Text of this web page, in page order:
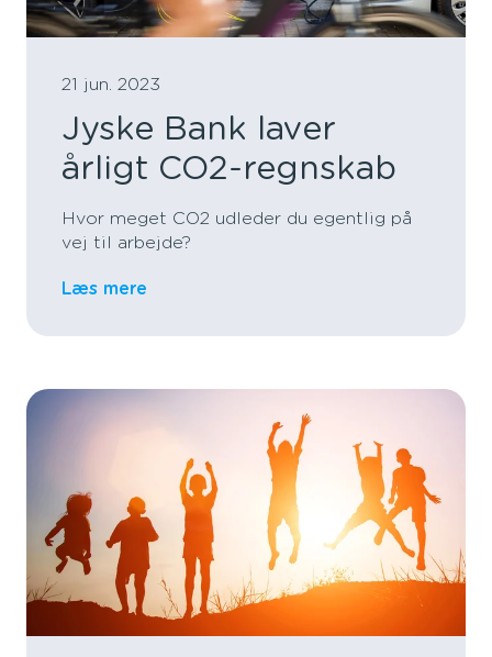
21 jun. 2023
Jyske Bank laver
årligt CO2-regnskab
Hvor meget CO2 udleder du egentlig på
vej til arbejde?
Læs mere